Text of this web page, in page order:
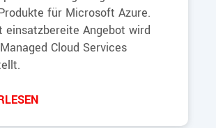
für Microsoft Azure.
einsatzbereite Angebot wird
Cloud Services